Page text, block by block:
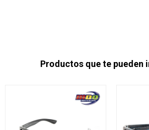
Productos que te pueden